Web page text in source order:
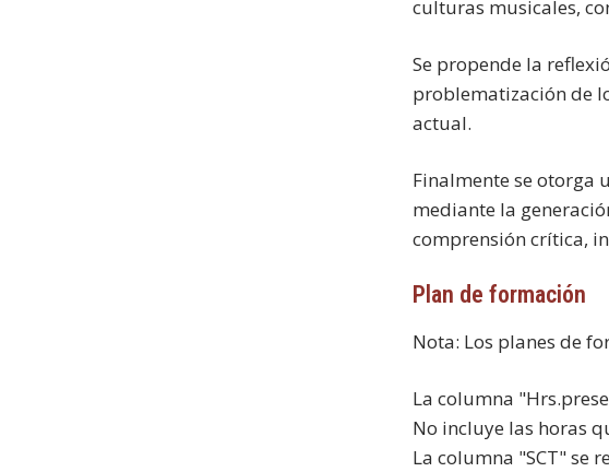
culturas musicales,
Se propende la
problematización de
actual.
Finalmente se otorga
mediante la
comprensión crítica,
Plan de formación
Nota: Los planes de
La columna
No incluye las horas
La columna "SCT" se